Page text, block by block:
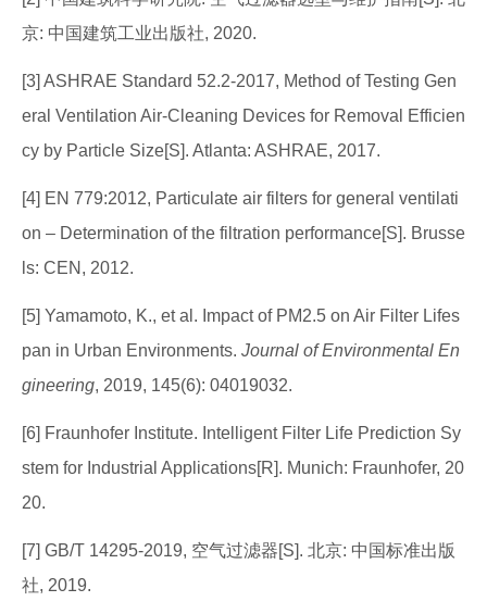
京: 中国建筑工业出版社, 2020.
[3] ASHRAE Standard 52.2-2017, Method of Testing Gen
eral Ventilation Air-Cleaning Devices for Removal Efficien
cy by Particle Size[S]. Atlanta: ASHRAE, 2017.
[4] EN 779:2012, Particulate air filters for general ventilati
on – Determination of the filtration performance[S]. Brusse
ls: CEN, 2012.
[5] Yamamoto, K., et al. Impact of PM2.5 on Air Filter Lifes
pan in Urban Environments. Journal of Environmental En
gineering, 2019, 145(6): 04019032.
[6] Fraunhofer Institute. Intelligent Filter Life Prediction Sy
stem for Industrial Applications[R]. Munich: Fraunhofer, 20
20.
[7] GB/T 14295-2019, 空气过滤器[S]. 北京: 中国标准出版
社, 2019.